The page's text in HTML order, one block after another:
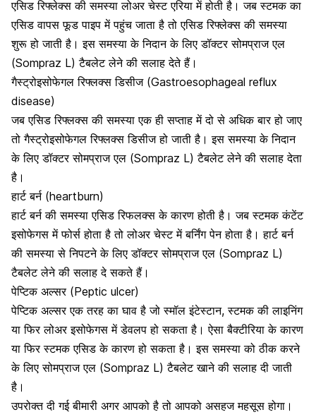
एसिड रिफ्लेक्स की समस्या लोअर चेस्ट एरिया में होती है। जब स्टमक का
एसिड वापस फूड पाइप में पहुंच जाता है तो एसिड रिफ्लेक्स की समस्या
शुरू हो जाती है। इस समस्या के निदान के लिए डॉक्टर सोमप्राज एल
(Sompraz L) टैबलेट लेने की सलाह देते हैं।
गैस्ट्रोइसोफेगल रिफ्लक्स डिसीज (Gastroesophageal reflux
disease)
जब एसिड रिफ्लक्स की समस्या एक ही सप्ताह में दो से अधिक बार हो जाए
तो गैस्ट्रोइसोफेगल रिफ्लक्स डिसीजहो जाती है। इस समस्या के निदान
के लिए डॉक्टर सोमप्राज एल (Sompraz L) टैबलेट लेने की सलाह देता
है।
हार्ट बर्न (heartburn)
हार्ट बर्न की समस्या एसिड रिफलक्स के कारण होती है। जब स्टमक कंटेंट
इसोफेगस में फोर्स होता है तो लोअर चेस्ट में बर्निंग पेन होता है।हार्ट बर्न
की समस्या से निपटने के लिए डॉक्टर सोमप्राज एल (Sompraz L)
टैबलेट लेने की सलाह दे सकते हैं।
पेप्टिक अल्सर (Peptic ulcer)
पेप्टिक अल्सर एक तरह का घाव है जो स्मॉल इंटेस्टान, स्टमक की लाइनिंग
या फिर लोअर इसोफेगस में डेवलप हो सकता है। ऐसा बैक्टीरिया के कारण
या फिर स्टमक एसिड के कारण हो सकता है। इस समस्या को ठीक करने
के लिए सोमप्राज एल (Sompraz L) टैबलेट खाने की सलाह दी जाती
है।
उपरोक्त दी गई बीमारी अगर आपको है तो आपको असहज महसूस होगा।